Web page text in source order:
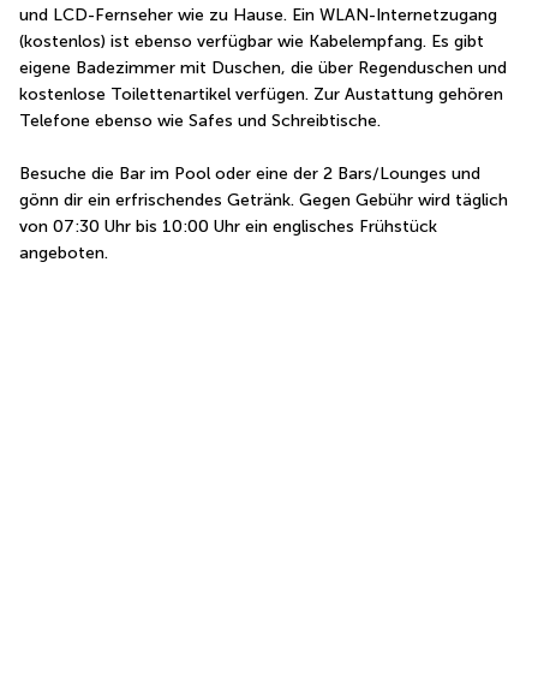
und LCD-Fernseher wie zu Hause. Ein WLAN-Internetzugang
(kostenlos) ist ebenso verfügbar wie Kabelempfang. Es gibt
eigene Badezimmer mit Duschen, die über Regenduschen und
kostenlose Toilettenartikel verfügen. Zur Austattung gehören
Telefone ebenso wie Safes und Schreibtische.
Besuche die Bar im Pool oder eine der 2 Bars/Lounges und
gönn dir ein erfrischendes Getränk. Gegen Gebühr wird täglich
von 07:30 Uhr bis 10:00 Uhr ein englisches Frühstück
angeboten.